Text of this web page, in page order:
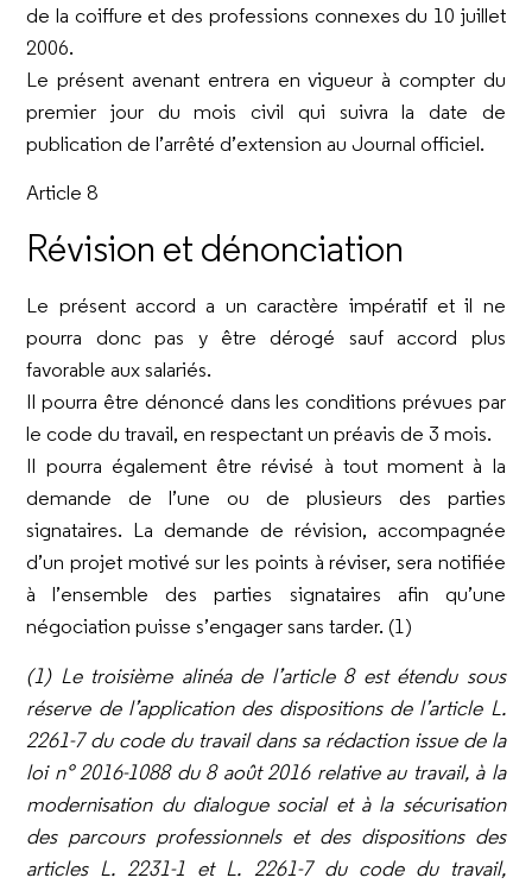
de la coiffure et des professions connexes du 10 juillet
2006.
Le présent avenant entrera en vigueur à compter du
premier jour du mois civil qui suivra la date de
publication de l’arrêté d’extension au Journal officiel.
Article 8
Révision et dénonciation
Le présent accord a un caractère impératif et il ne
pourra donc pas y être dérogé sauf accord plus
favorable aux salariés.
Il pourra être dénoncé dans les conditions prévues par
le code du travail, en respectant un préavis de 3 mois.
Il pourra également être révisé à tout moment à la
demande de l’une ou de plusieurs des parties
signataires. La demande de révision, accompagnée
d’un projet motivé sur les points à réviser, sera notifiée
à l’ensemble des parties signataires afin qu’une
négociation puisse s’engager sans tarder. (1)
(1) Le troisième alinéa de l’article 8 est étendu sous
réserve de l’application des dispositions de l’article L.
2261-7 du code du travail dans sa rédaction issue de la
loi n° 2016-1088 du 8 août 2016 relative au travail, à la
modernisation du dialogue social et à la sécurisation
des parcours professionnels et des dispositions des
articles L. 2231-1 et L. 2261-7 du code du travail,